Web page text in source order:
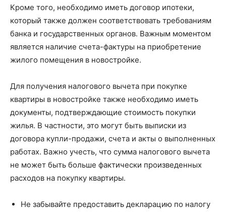
Кроме того, необходимо иметь договор ипотеки,
который также должен соответствовать требованиям
банка и государственных органов. Важным моментом
является наличие счета-фактуры на приобретение
жилого помещения в новостройке.
Для получения налогового вычета при покупке
квартиры в новостройке также необходимо иметь
документы, подтверждающие стоимость покупки
жилья. В частности, это могут быть выписки из
договора купли-продажи, счета и акты о выполненных
работах. Важно учесть, что сумма налогового вычета
не может быть больше фактически произведенных
расходов на покупку квартиры.
Не забывайте предоставить декларацию по налогу